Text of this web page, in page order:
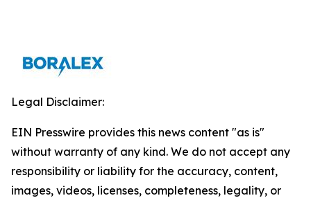
Legal Disclaimer:
EIN Presswire provides this news content "as is"
without warranty of any kind. We do not accept any
responsibility or liability for the accuracy, content,
images, videos, licenses, completeness, legality, or